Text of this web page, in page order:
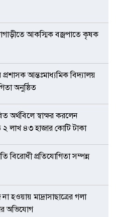
আকস্মিক বজ্রপাতে কৃষক
আন্তঃমাধ্যমিক বিদ্যালয়
অনুষ্ঠিত
অর্থবিলে স্বাক্ষর করলেন
২ লাখ ৪৩ হাজার কোটি টাকা
বিরোধী প্রতিযোগিতা সম্পন্ন
হওয়ায় মাদ্রাসাছাত্রের গলা
অভিযোগ